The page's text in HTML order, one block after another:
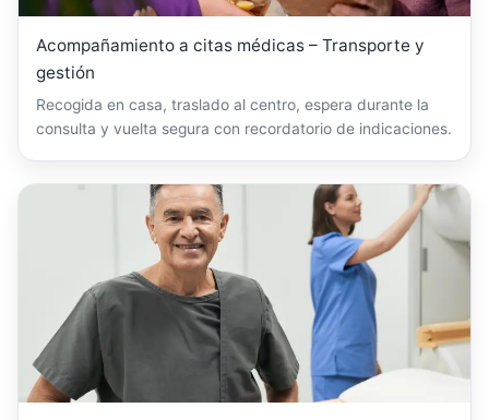
Acompañamiento a citas médicas – Transporte y
gestión
Recogida en casa, traslado al centro, espera durante la
consulta y vuelta segura con recordatorio de indicaciones.